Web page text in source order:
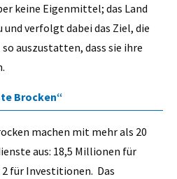
keine Eigenmittel; das Land
verfolgt dabei das Ziel, die
auszustatten, dass sie ihre
Brocken“
machen mit mehr als 20
aus: 18,5 Millionen für
für Investitionen. Das